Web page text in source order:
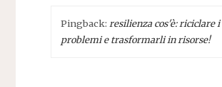
Pingback: resilienza cos'è: riciclare i
problemi e trasformarli in risorse!